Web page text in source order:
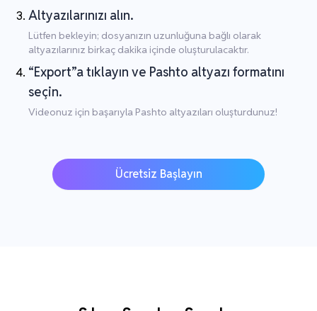
Altyazılarınızı alın.
Lütfen bekleyin; dosyanızın uzunluğuna bağlı olarak
altyazılarınız birkaç dakika içinde oluşturulacaktır.
“Export”a tıklayın ve Pashto altyazı formatını
seçin.
Videonuz için başarıyla Pashto altyazıları oluşturdunuz!
Ücretsiz Başlayın